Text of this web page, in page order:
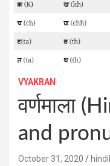
VYAKRAN
वर्णमाला
and
October 31, 2020